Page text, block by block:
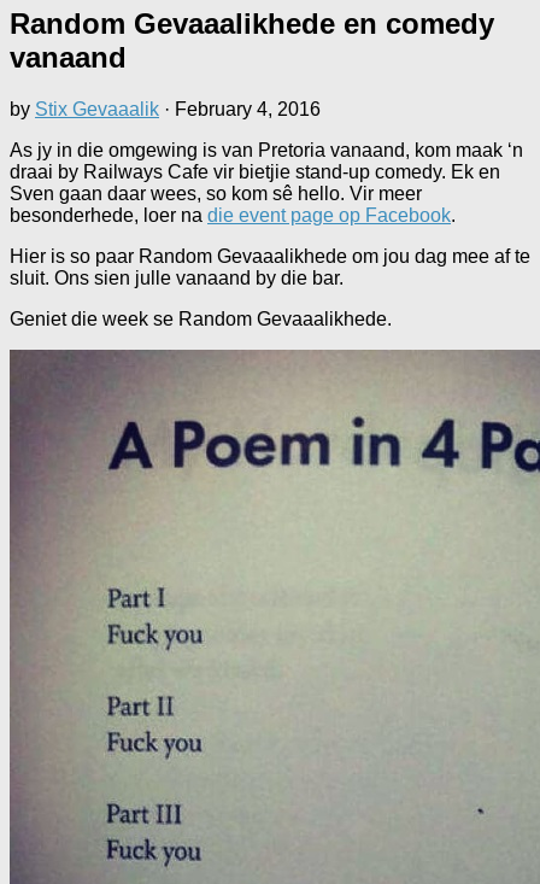
Random Gevaaalikhede en comedy
vanaand
by Stix Gevaaalik · February 4, 2016
As jy in die omgewing is van Pretoria vanaand, kom maak ‘n
draai by Railways Cafe vir bietjie stand-up comedy. Ek en
Sven gaan daar wees, so kom sê hello. Vir meer
besonderhede, loer na die event page op Facebook.
Hier is so paar Random Gevaaalikhede om jou dag mee af te
sluit. Ons sien julle vanaand by die bar.
Geniet die week se Random Gevaaalikhede.